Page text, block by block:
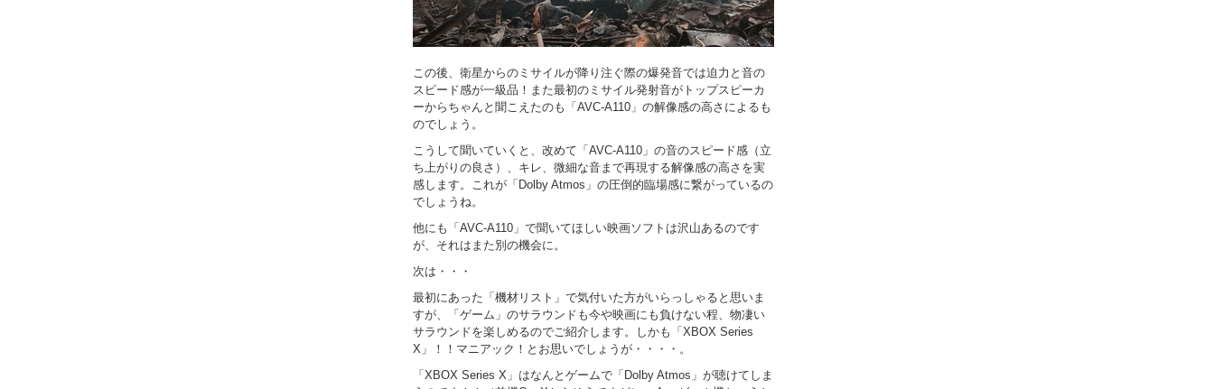
この後、衛星からのミサイルが降り注ぐ際の爆発音では迫力と音の
スピード感が一級品！また最初のミサイル発射音がトップスピーカ
ーからちゃんと聞こえたのも「AVC-A110」の解像感の高さによるも
のでしょう。
こうして聞いていくと、改めて「AVC-A110」の音のスピード感（立
ち上がりの良さ）、キレ、微細な音まで再現する解像感の高さを実
感します。これが「Dolby Atmos」の圧倒的臨場感に繋がっているの
でしょうね。
他にも「AVC-A110」で聞いてほしい映画ソフトは沢山あるのです
が、それはまた別の機会に。
次は・・・
最初にあった「機材リスト」で気付いた方がいらっしゃると思いま
すが、「ゲーム」のサラウンドも今や映画にも負けない程、物凄い
サラウンドを楽しめるのでご紹介します。しかも「XBOX Series
X」！！マニアック！とお思いでしょうが・・・・。
「XBOX Series X」はなんとゲームで「Dolby Atmos」が聴けてしま